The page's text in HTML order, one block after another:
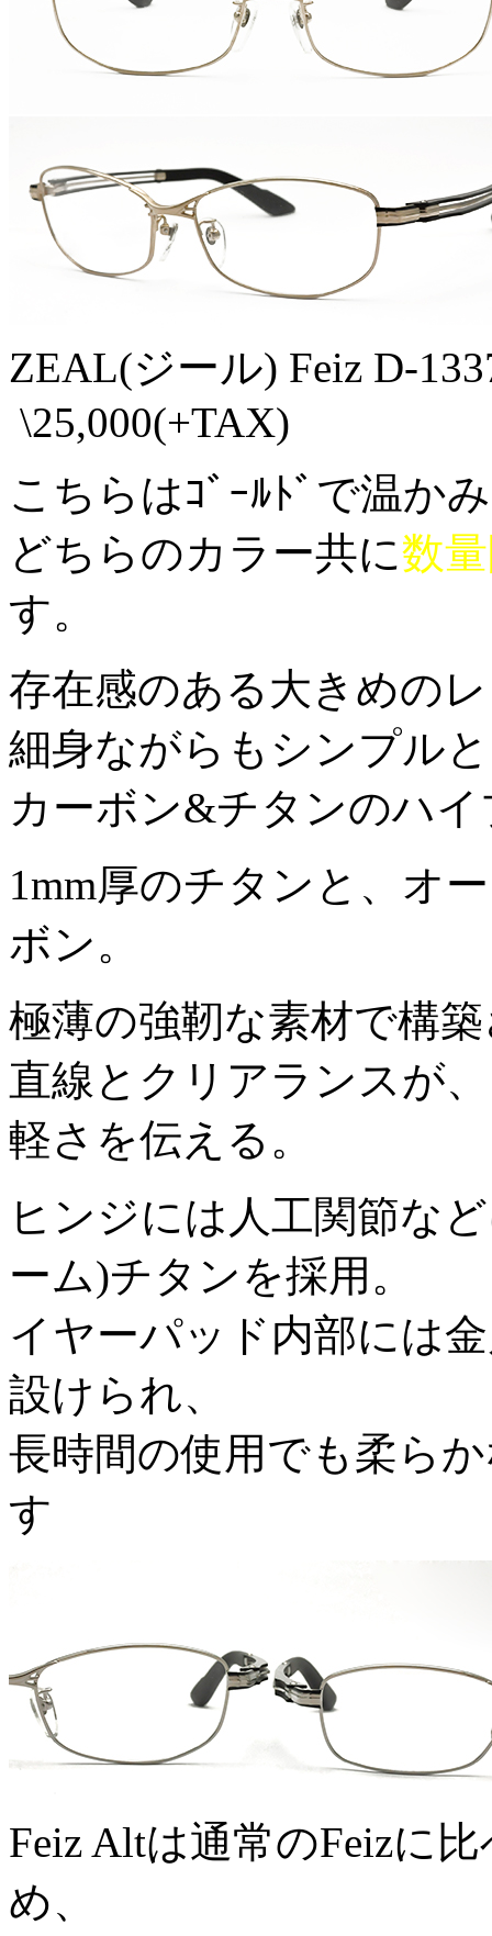
ZEAL(ジール) Feiz D-
\25,000(+TAX)
こちらはｺﾞｰﾙﾄﾞで温か
どちらのカラー共に数
す。
存在感のある大きめの
細身ながらもシンプル
カーボン&チタンのハ
1mm厚のチタンと、オ
ボン。
極薄の強靭な素材で構
直線とクリアランスが、
軽さを伝える。
ヒンジには人工関節な
ーム)チタンを採用。
イヤーパッド内部には
設けられ、
長時間の使用でも柔ら
す
Feiz Altは通常のFeizに
め、